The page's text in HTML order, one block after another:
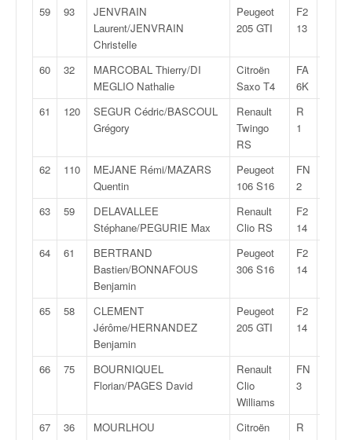
59 93
JENVRAIN
Laurent/JENVRAIN
Christelle
Peugeot
205 GTI
F2
13
60 32
MARCOBAL Thierry/DI
MEGLIO Nathalie
Citroën
Saxo T4
FA
6K
61 120
SEGUR Cédric/BASCOUL
Grégory
Renault
Twingo
RS
R
1
62 110
MEJANE Rémi/MAZARS
Quentin
Peugeot
106 S16
FN
2
63 59
DELAVALLEE
Stéphane/PEGURIE Max
Renault
Clio RS
F2
14
64 61
BERTRAND
Bastien/BONNAFOUS
Benjamin
Peugeot
306 S16
F2
14
65 58
CLEMENT
Jérôme/HERNANDEZ
Benjamin
Peugeot
205 GTI
F2
14
66 75
BOURNIQUEL
Florian/PAGES David
Renault
Clio
Williams
FN
3
67 36
MOURLHOU
Citroën
R